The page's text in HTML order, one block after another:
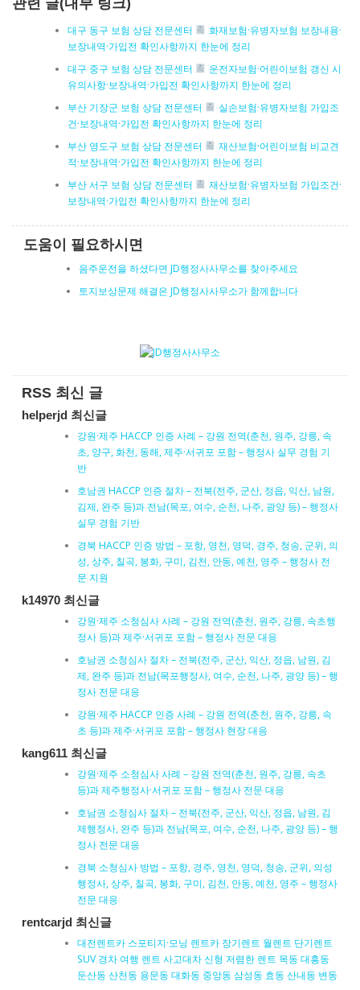
관련 글(내부 링크)
대구 동구 보험 상담 전문센터
화재보험·유병자보험 보장내용·
보장내역·가입전 확인사항까지 한눈에 정리
대구 중구 보험 상담 전문센터
운전자보험·어린이보험 갱신 시
유의사항·보장내역·가입전 확인사항까지 한눈에 정리
부산 기장군 보험 상담 전문센터
실손보험·유병자보험 가입조
건·보장내역·가입전 확인사항까지 한눈에 정리
부산 영도구 보험 상담 전문센터
재산보험·어린이보험 비교견
적·보장내역·가입전 확인사항까지 한눈에 정리
부산 서구 보험 상담 전문센터
재산보험·유병자보험 가입조건·
보장내역·가입전 확인사항까지 한눈에 정리
도움이 필요하시면
음주운전을 하셨다면 JD행정사사무소를 찾아주세요
토지보상문제 해결은 JD행정사사무소가 함께합니다
RSS 최신 글
helperjd 최신글
강원·제주 HACCP 인증 사례 – 강원 전역(춘천, 원주, 강릉, 속
초, 양구, 화천, 동해, 제주·서귀포 포함 – 행정사 실무 경험 기
반
호남권 HACCP 인증 절차 – 전북(전주, 군산, 정읍, 익산, 남원,
김제, 완주 등)과 전남(목포, 여수, 순천, 나주, 광양 등) – 행정사
실무 경험 기반
경북 HACCP 인증 방법 – 포항, 영천, 영덕, 경주, 청송, 군위, 의
성, 상주, 칠곡, 봉화, 구미, 김천, 안동, 예천, 영주 – 행정사 전
문 지원
k14970 최신글
강원·제주 소청심사 사례 – 강원 전역(춘천, 원주, 강릉, 속초행
정사 등)과 제주·서귀포 포함 – 행정사 전문 대응
호남권 소청심사 절차 – 전북(전주, 군산, 익산, 정읍, 남원, 김
제, 완주 등)과 전남(목포행정사, 여수, 순천, 나주, 광양 등) – 행
정사 전문 대응
강원·제주 HACCP 인증 사례 – 강원 전역(춘천, 원주, 강릉, 속
초 등)과 제주·서귀포 포함 – 행정사 현장 대응
kang611 최신글
강원·제주 소청심사 사례 – 강원 전역(춘천, 원주, 강릉, 속초
등)과 제주행정사·서귀포 포함 – 행정사 전문 대응
호남권 소청심사 절차 – 전북(전주, 군산, 익산, 정읍, 남원, 김
제행정사, 완주 등)과 전남(목포, 여수, 순천, 나주, 광양 등) – 행
정사 전문 대응
경북 소청심사 방법 – 포항, 경주, 영천, 영덕, 청송, 군위, 의성
행정사, 상주, 칠곡, 봉화, 구미, 김천, 안동, 예천, 영주 – 행정사
전문 대응
rentcarjd 최신글
대전렌트카 스포티지·모닝 렌트카 장기렌트 월렌트 단기렌트
SUV 경차 여행 렌트 사고대차 신형 저렴한 렌트 목동 대흥동
둔산동 산천동 용문동 대화동 중앙동 삼성동 효동 산내동 변동